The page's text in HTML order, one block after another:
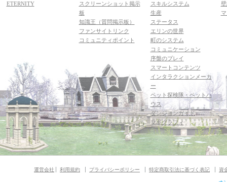
ETERNITY
スクリーンショット掲示
板
知識王（質問掲示板）
ファンサイトリンク
コミュニティポイント
スキルシステム
生産
ステータス
エリンの世界
町のシステム
コミュニケーション
序盤のプレイ
スマートコンテンツ
インタラクションメーカ
ー
ペット探検隊・ペットハ
ウス
ダンジョンガイド
マギグラフィ
運営会社 利用規約 プライバシーポリシー 特定商取引法に基づく表記 資